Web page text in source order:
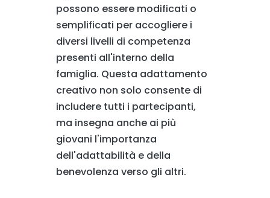
possono essere modificati o
semplificati per accogliere i
diversi livelli di competenza
presenti all'interno della
famiglia. Questa adattamento
creativo non solo consente di
includere tutti i partecipanti,
ma insegna anche ai più
giovani l'importanza
dell'adattabilità e della
benevolenza verso gli altri.